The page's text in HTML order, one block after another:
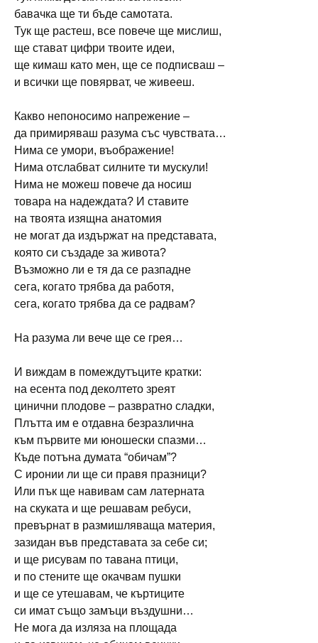
бавачка ще ти бъде самотата.
Тук ще растеш, все повече ще мислиш,
ще стават цифри твоите идеи,
ще кимаш като мен, ще се подписваш –
и всички ще повярват, че живееш.
Какво непоносимо напрежение –
да примиряваш разума със чувствата…
Нима се умори, въображение!
Нима отслабват силните ти мускули!
Нима не можеш повече да носиш
товара на надеждата? И ставите
на твоята изящна анатомия
не могат да издържат на представата,
която си създаде за живота?
Възможно ли е тя да се разпадне
сега, когато трябва да работя,
сега, когато трябва да се радвам?
На разума ли вече ще се грея…
И виждам в помеждутъците кратки:
на есента под деколтето зреят
цинични плодове – развратно сладки,
Плътта им е отдавна безразлична
към първите ми юношески спазми…
Къде потъна думата “обичам”?
С иронии ли ще си правя празници?
Или пък ще навивам сам латерната
на скуката и ще решавам ребуси,
превърнат в размишляваща материя,
зазидан във представата за себе си;
и ще рисувам по тавана птици,
и по стените ще окачвам пушки
и ще се утешавам, че къртиците
си имат също замъци въздушни…
Не мога да изляза на площада